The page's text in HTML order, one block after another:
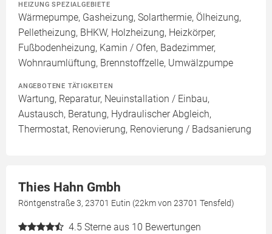
HEIZUNG SPEZIALGEBIETE
Wärmepumpe, Gasheizung, Solarthermie, Ölheizung,
Pelletheizung, BHKW, Holzheizung, Heizkörper,
Fußbodenheizung, Kamin / Ofen, Badezimmer,
Wohnraumlüftung, Brennstoffzelle, Umwälzpumpe
ANGEBOTENE TÄTIGKEITEN
Wartung, Reparatur, Neuinstallation / Einbau,
Austausch, Beratung, Hydraulischer Abgleich,
Thermostat, Renovierung, Renovierung / Badsanierung
Thies Hahn Gmbh
Röntgenstraße 3, 23701 Eutin (22km von 23701 Tensfeld)
4.5 Sterne aus 10 Bewertungen